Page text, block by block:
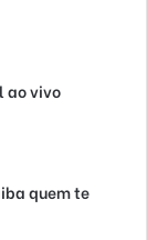
ao vivo
quem te